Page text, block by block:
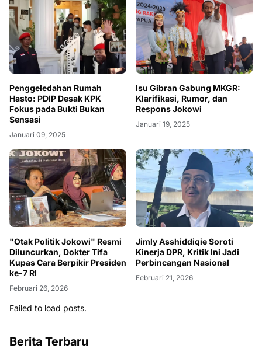
Penggeledahan Rumah
Hasto: PDIP Desak KPK
Fokus pada Bukti Bukan
Sensasi
Januari 09, 2025
Isu Gibran Gabung MKGR:
Klarifikasi, Rumor, dan
Respons Jokowi
Januari 19, 2025
"Otak Politik Jokowi" Resmi
Diluncurkan, Dokter Tifa
Kupas Cara Berpikir Presiden
ke-7 RI
Februari 26, 2026
Jimly Asshiddiqie Soroti
Kinerja DPR, Kritik Ini Jadi
Perbincangan Nasional
Februari 21, 2026
Failed to load posts.
Berita Terbaru